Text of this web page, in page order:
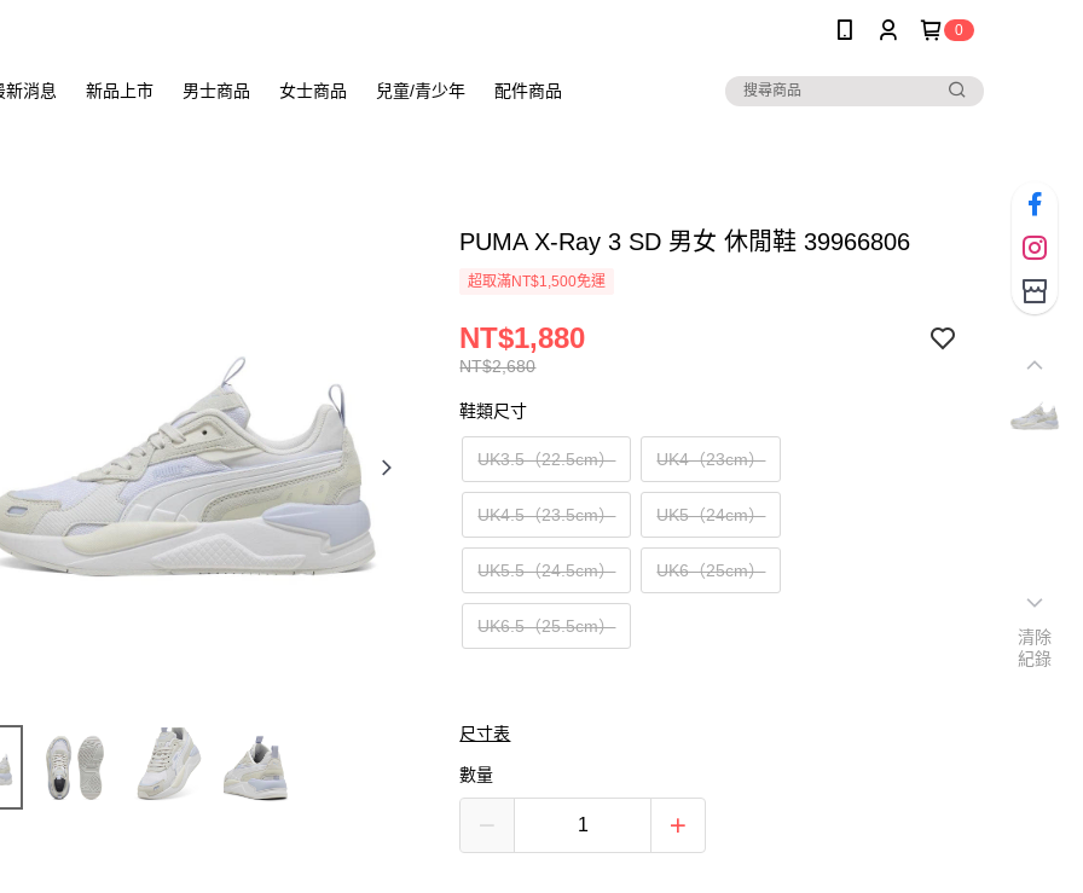
0
新消息 新品上市 男士商品 女士商品 兒童/青少年 配件商品
PUMA X-Ray 3 SD 男女 休閒鞋 39966806
超取滿NT$1,500免運
NT$2,680
NT$1,880
鞋類尺寸
UK3.5（22.5cm） UK4（23cm）
UK4.5（23.5cm） UK5（24cm）
UK5.5（24.5cm） UK6（25cm）
UK6.5（25.5cm）
尺寸表
數量
清除
紀錄